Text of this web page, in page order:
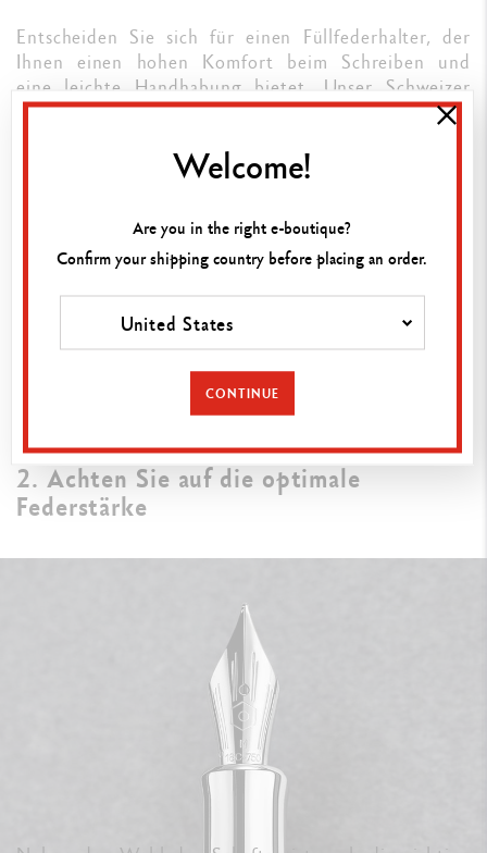
Entscheiden Sie sich für einen Füllfederhalter, der
Ihnen einen hohen Komfort beim Schreiben und
eine leichte Handhabung bietet. Unser Schweizer
Unternehmen versteht es, Ihre Zeichnungen mit dem
unabhängig davon, ob Sie sich für das moderne
mit sechskantigem Schaft,
Muster, den prachtvollenLéman-Stift
verschiedenen Finishs oder das edleFüllermodell
Sie suchen einen einzigartigen Füllfederhalter?
hilfreich sein werden.
2. Achten Sie auf die optimale
Federstärke
Welcome!
Are you in the right e-boutique?
Confirm your shipping country before placing an order.
United States
CONTINUE